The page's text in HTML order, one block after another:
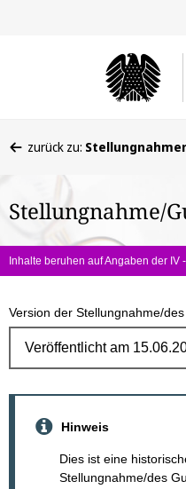
befinden
hier:
zurück zu:
Stellungnahme/
Inhalte beruhen auf Angaben der IV -
Version der Stellungnahme/
Hinweis
Dies ist eine
Stellungnahme/des